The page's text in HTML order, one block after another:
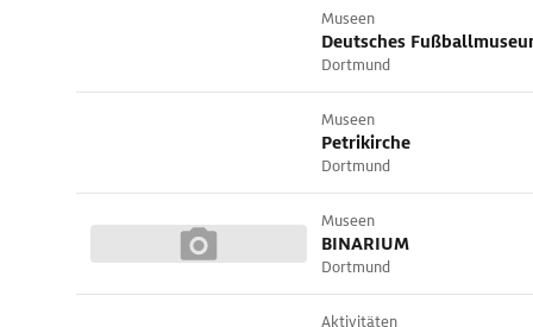
Museen
Deutsches
Dortmund
Museen
Petrikirche
Dortmund
Museen
BINARIUM
Dortmund
Aktivitäten